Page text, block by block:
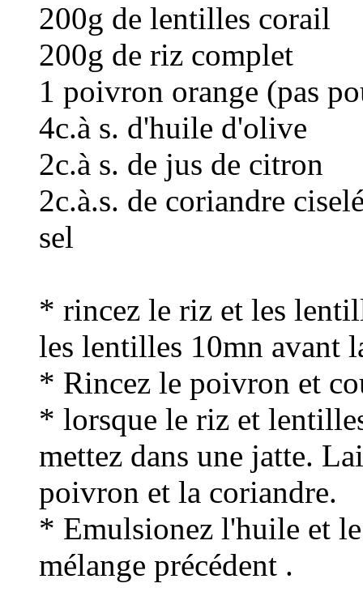
200g de lentilles corail
200g de riz complet
1 poivron orange (pas
4c.à s. d'huile d'olive
2c.à s. de jus de citron
2c.à.s. de coriandre
sel
* rincez le riz et les
les lentilles 10mn avant
* Rincez le poivron et
* lorsque le riz et
mettez dans une jatte.
poivron et la coriandre.
* Emulsionez l'huile et
mélange précédent .